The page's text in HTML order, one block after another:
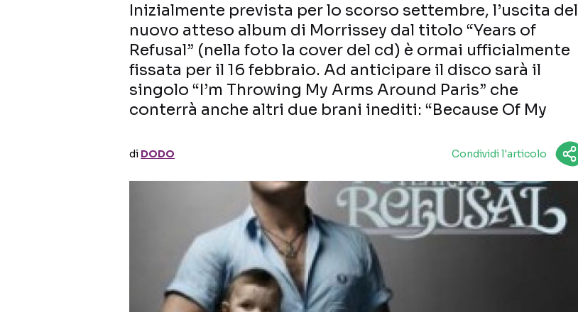
Inizialmente prevista per lo scorso settembre, l’uscita del
nuovo atteso album di Morrissey dal titolo “Years of
Refusal” (nella foto la cover del cd) è ormai ufficialmente
fissata per il 16 febbraio. Ad anticipare il disco sarà il
singolo “I’m Throwing My Arms Around Paris” che
conterrà anche altri due brani inediti: “Because Of My
di DODO Condividi l'articolo